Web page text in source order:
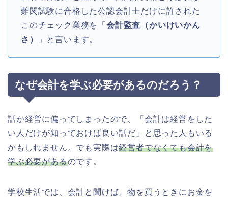
難関試験に合格した公認会計士だけに許された
このチェック業務を「 会計監査（かいけいかん
さ）
」と言います。
なぜ会計を学ぶ必要があるのだろう？
話が経営に偏ってしまったので、「会計は経営をした
い人だけが知っておけば良い話だ」と思った人もいる
かもしれません。でも実際は経営者でなくても会計を
学ぶ必要があるのです。
学校生活では、会計と聞けば、物を買うときにお金を